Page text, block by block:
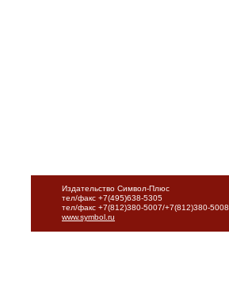
Издательство Символ-Плюс
тел/факс +7(495)638-5305
тел/факс +7(812)380-5007/+7(812)380-5008
www.symbol.ru